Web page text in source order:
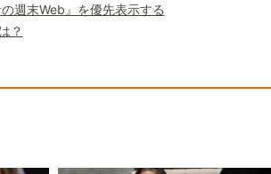
週末Web』を優先表示する
？